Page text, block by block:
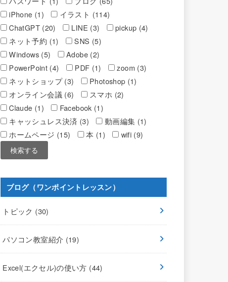
iPhone (1)
イラスト (114)
ChatGPT (20)
LINE (3)
pickup (4)
ネット予約 (1)
SNS (5)
Windows (5)
Adobe (2)
PowerPoint (4)
PDF (1)
zoom (3)
ネットショップ (3)
Photoshop (1)
オンライン会議 (6)
スマホ (2)
Claude (1)
Facebook (1)
キャッシュレス決済 (3)
動画編集 (1)
ホームページ (15)
本 (1) wifi (9)
ブログ（ワンポイントレッスン）
トピック (30)
パソコン教室紹介 (19)
Excel(エクセル)の使い方 (44)